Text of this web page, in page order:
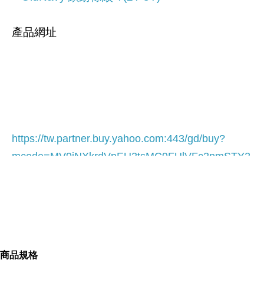
產品網址
https://tw.partner.buy.yahoo.com:443/gd/buy?
mcode=MV9iNXkrdVpEU2tsMC9FUlVFc2pmSTY2
商品規格